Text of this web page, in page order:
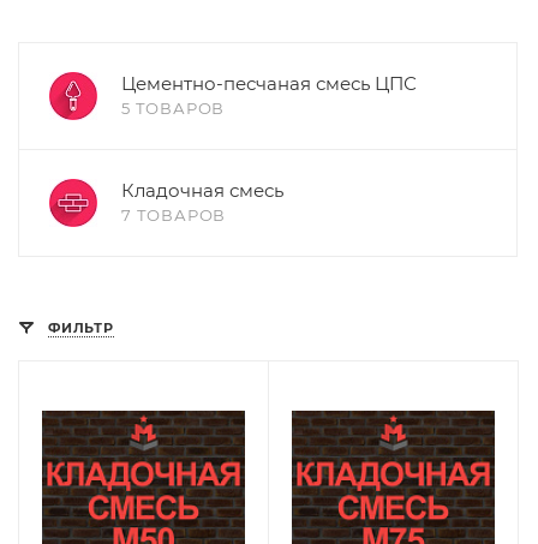
Цементно-песчаная смесь ЦПС
5 ТОВАРОВ
Кладочная смесь
7 ТОВАРОВ
ФИЛЬТР